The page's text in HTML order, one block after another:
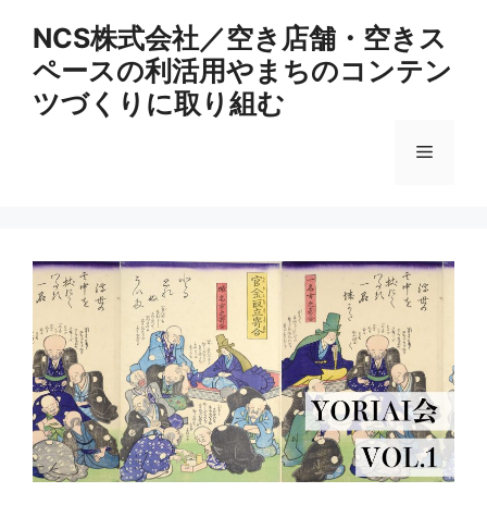
NCS株式会社／空き店舗・空きス
ペースの利活用やまちのコンテン
ツづくりに取り組む
メ